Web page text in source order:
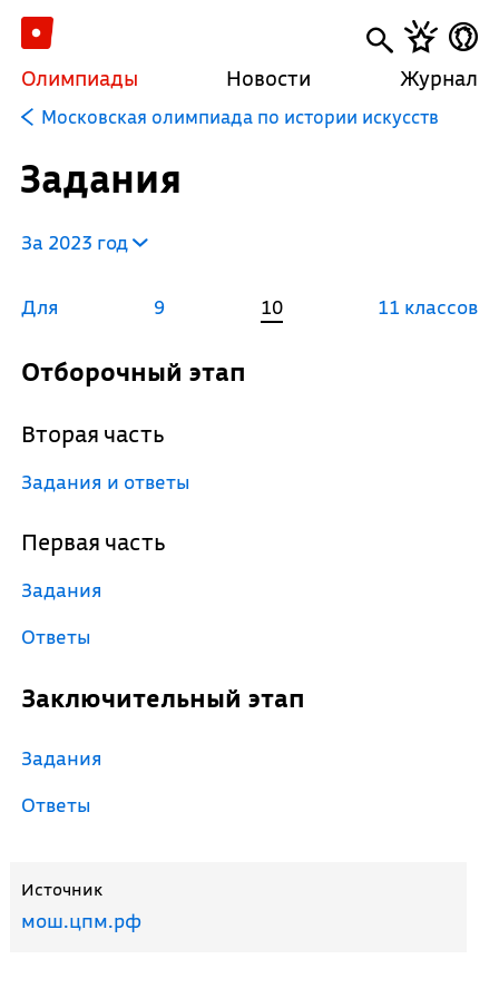
Олимпиады Новости Журнал
Московская олимпиада по истории искусств
Задания
За 2023 год
Для 9 10 11 классов
Отборочный этап
Вторая часть
Задания и ответы
Первая часть
Задания
Ответы
Заключительный этап
Задания
Ответы
Источник
мош.цпм.рф